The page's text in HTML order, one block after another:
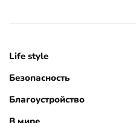
Life style
Безопасность
Благоустройство